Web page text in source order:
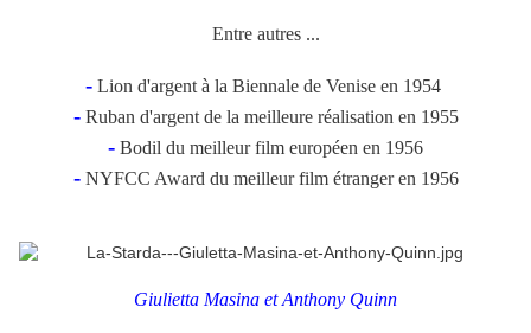
Entre autres ...
- Lion d'argent à la Biennale de Venise en 1954
- Ruban d'argent de la meilleure réalisation en 1955
- Bodil du meilleur film européen en 1956
- NYFCC Award du meilleur film étranger en 1956
Giulietta Masina et Anthony Quinn